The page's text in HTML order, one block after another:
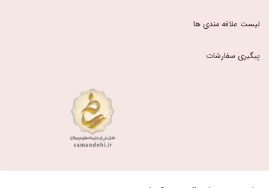
لیست علاقه مندی ها
پیگیری سفارشات